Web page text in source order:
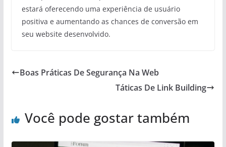
estará oferecendo uma experiência de usuário
positiva e aumentando as chances de conversão em
seu website desenvolvido.
Boas Práticas De Segurança Na Web
Táticas De Link Building
Você pode gostar também